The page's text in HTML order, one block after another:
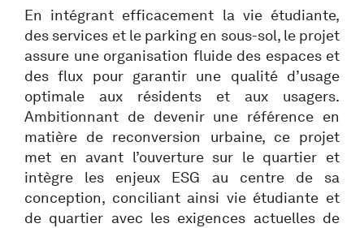
En intégrant efficacement la vie étudiante,
des services et le parking en sous-sol, le projet
assure une organisation fluide des espaces et
des flux pour garantir une qualité d’usage
optimale aux résidents et aux usagers.
Ambitionnant de devenir une référence en
matière de reconversion urbaine, ce projet
met en avant l’ouverture sur le quartier et
intègre les enjeux ESG au centre de sa
conception, conciliant ainsi vie étudiante et
de quartier avec les exigences actuelles de